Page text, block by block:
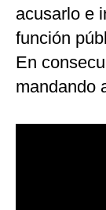
Internacional
Tecnología
acusarlo e
función
En
mandando